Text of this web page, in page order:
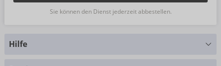
Sie können den Dienst jederzeit abbestellen.
Hilfe